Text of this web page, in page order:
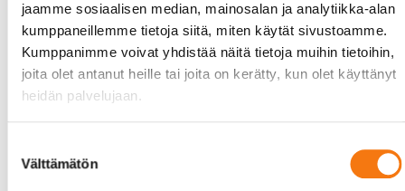
jaamme sosiaalisen median, mainosalan ja analytiikka-alan
kumppaneillemme tietoja siitä, miten käytät sivustoamme.
Kumppanimme voivat yhdistää näitä tietoja muihin tietoihin,
joita olet antanut heille tai joita on kerätty, kun olet käyttänyt
heidän palvelujaan.
valinta
Välttämätön